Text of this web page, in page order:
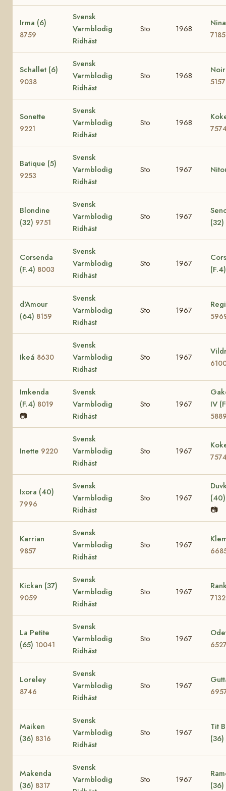
Irma (6)
8759
Svensk
Varmblodig
Ridhäst
Sto 1968
7185
Schallet (6)
9038
Svensk
Varmblodig
Ridhäst
Sto 1968
5157
Sonette
9221
Svensk
Varmblodig
Ridhäst
Sto 1968
Batique (5)
9253
Svensk
Varmblodig
Ridhäst
Sto 1967
Blondine
(32) 9751
Svensk
Varmblodig
Ridhäst
Sto 1967
(32)
Corsenda
(F.4) 8003
Svensk
Varmblodig
Ridhäst
Sto 1967
d'Amour
(64) 8159
Svensk
Varmblodig
Ridhäst
Sto 1967
Ikeá 8630
Svensk
Varmblodig
Ridhäst
Sto 1967
Imkenda
(F.4) 8019
📷
Svensk
Varmblodig
Ridhäst
Sto 1967
IV
Inette 9220
Svensk
Varmblodig
Ridhäst
Sto 1967
Ixora (40)
7996
Svensk
Varmblodig
Ridhäst
Sto 1967
📷
Karrian
9857
Svensk
Varmblodig
Ridhäst
Sto 1967
Kickan (37)
9059
Svensk
Varmblodig
Ridhäst
Sto 1967
7132
La Petite
(65) 10041
Svensk
Varmblodig
Ridhäst
Sto 1967
Loreley
8746
Svensk
Varmblodig
Ridhäst
Sto 1967
Maiken
(36) 8316
Svensk
Varmblodig
Ridhäst
Sto 1967
Tit
(36)
Makenda
(36) 8317
Svensk
Varmblodig
Sto 1967
(36)